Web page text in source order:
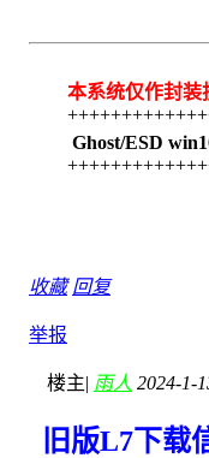
本系统仅作封装
Ghost/ESD
雨人制
收藏 回复
举报
楼主| 雨人 2024-1-
旧版L7下载